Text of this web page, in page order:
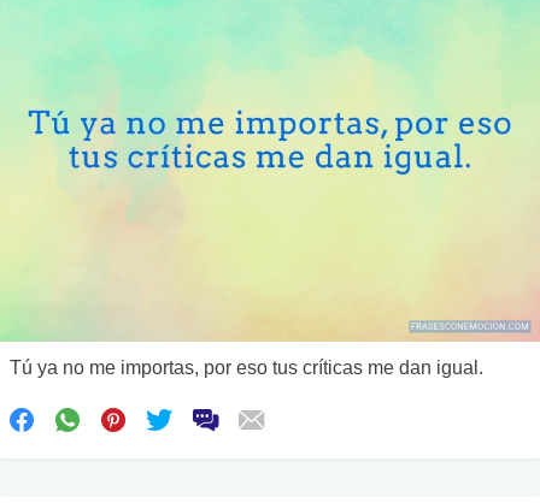
Tú ya no me importas, por eso tus críticas me dan igual.